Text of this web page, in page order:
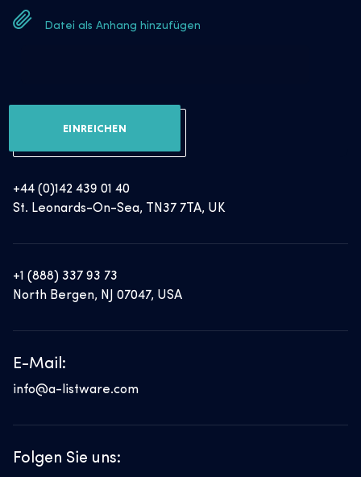
Datei als Anhang hinzufügen
EINREICHEN
+44 (0)142 439 01 40
St. Leonards-On-Sea, TN37 7TA, UK
+1 (888) 337 93 73
North Bergen, NJ 07047, USA
E-Mail:
info@a-listware.com
Folgen Sie uns: